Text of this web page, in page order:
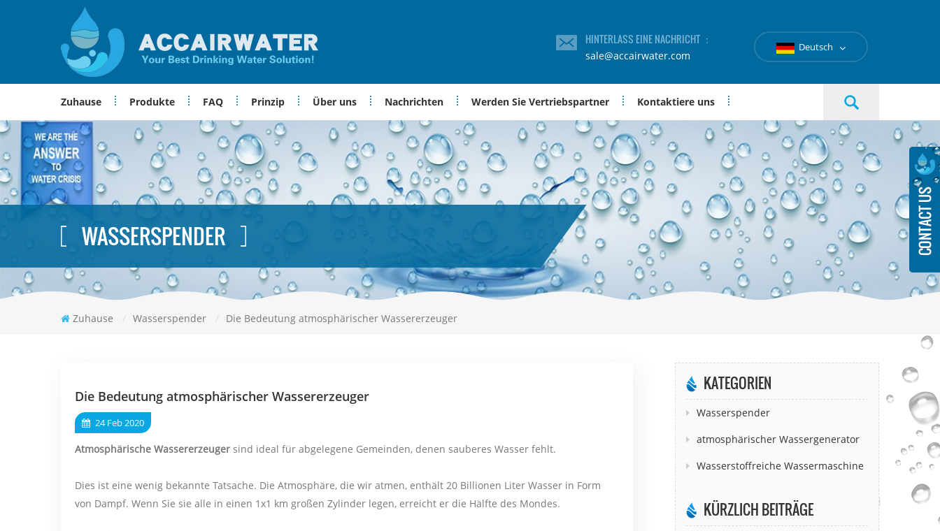
HINTERLASS EINE NACHRICHT ：
sale@accairwater.com
Deutsch
Zuhause Produkte FAQ Prinzip Über uns Nachrichten Werden Sie Vertriebspartner Kontaktiere uns
WASSERSPENDER
Zuhause / Wasserspender / Die Bedeutung atmosphärischer Wassererzeuger
Die Bedeutung atmosphärischer Wassererzeuger
24 Feb 2020
Atmosphärische Wassererzeuger sind ideal für abgelegene Gemeinden, denen sauberes Wasser fehlt.
Dies ist eine wenig bekannte Tatsache. Die Atmosphäre, die wir atmen, enthält 20 Billionen Liter Wasser in Form
von Dampf. Wenn Sie sie alle in einen 1x1 km großen Zylinder legen, erreicht er die Hälfte des Mondes.
KATEGORIEN
Wasserspender
atmosphärischer Wassergenerator
Wasserstoffreiche Wassermaschine
KÜRZLICH BEITRÄGE